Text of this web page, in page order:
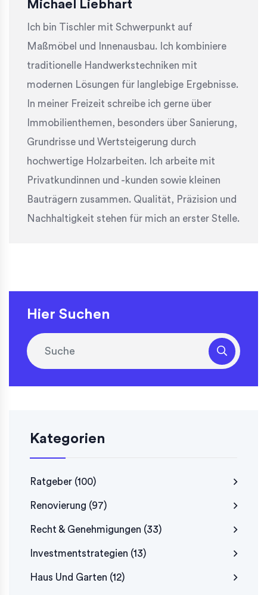
Michael Liebhart
Ich bin Tischler mit Schwerpunkt auf
Maßmöbel und Innenausbau. Ich kombiniere
traditionelle Handwerkstechniken mit
modernen Lösungen für langlebige Ergebnisse.
In meiner Freizeit schreibe ich gerne über
Immobilienthemen, besonders über Sanierung,
Grundrisse und Wertsteigerung durch
hochwertige Holzarbeiten. Ich arbeite mit
Privatkundinnen und -kunden sowie kleinen
Bauträgern zusammen. Qualität, Präzision und
Nachhaltigkeit stehen für mich an erster Stelle.
Hier Suchen
Kategorien
Ratgeber (100)
Renovierung (97)
Recht & Genehmigungen (33)
Investmentstrategien (13)
Haus Und Garten (12)